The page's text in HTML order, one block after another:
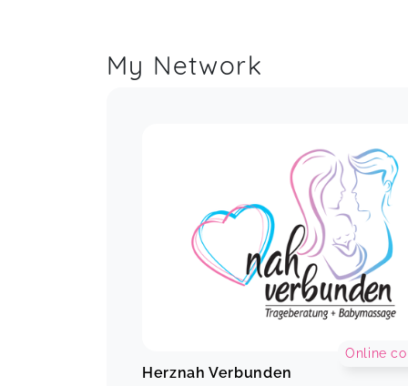
My Network
Herznah Verbunden
Online